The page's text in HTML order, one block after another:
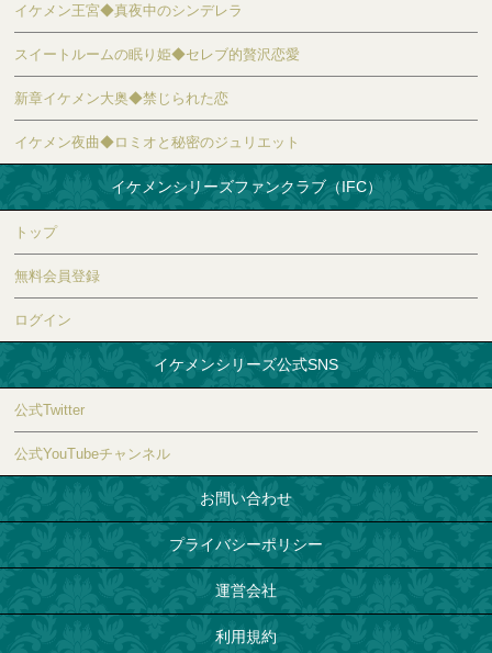
イケメン王宮◆真夜中のシンデレラ
スイートルームの眠り姫◆セレブ的贅沢恋愛
新章イケメン大奥◆禁じられた恋
イケメン夜曲◆ロミオと秘密のジュリエット
イケメンシリーズファンクラブ（IFC）
トップ
無料会員登録
ログイン
イケメンシリーズ公式SNS
公式Twitter
公式YouTubeチャンネル
お問い合わせ
プライバシーポリシー
運営会社
利用規約